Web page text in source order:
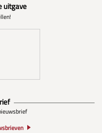
uitgave